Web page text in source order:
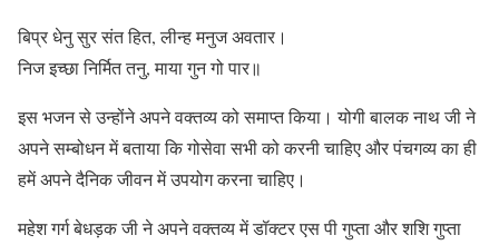
बिप्र धेनु सुर संत हित, लीन्ह मनुज अवतार।
निज इच्छा निर्मित तनु, माया गुन गो पार॥
इस भजन से उन्होंने अपने वक्तव्य को समाप्त किया। योगी बालक नाथ जी ने
अपने सम्बोधन में बताया कि गोसेवा सभी को करनी चाहिए और पंचगव्य का ही
हमें अपने दैनिक जीवन में उपयोग करना चाहिए।
महेश गर्ग बेधड़क जी ने अपने वक्तव्य में डॉक्टर एस पी गुप्ता और शशि गुप्ता